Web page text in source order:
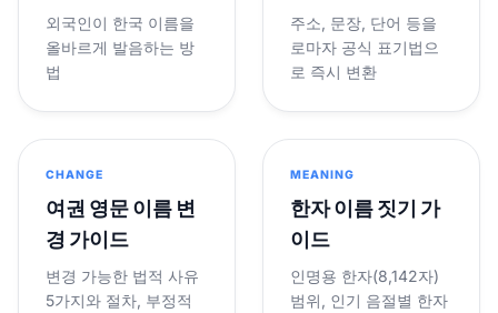
외국인이 한국 이름을
올바르게 발음하는 방
법
주소, 문장, 단어 등을
로마자 공식 표기법으
로 즉시 변환
CHANGE
여권 영문 이름 변
경 가이드
변경 가능한 법적 사유
5가지와 절차, 부정적
MEANING
한자 이름 짓기 가
이드
인명용 한자(8,142자)
범위, 인기 음절별 한자